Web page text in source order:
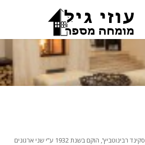
כפר אז”ר, ע”ש אלכסנדר זיסקינד רבינוטביץ’, הוקם בשנת 1932 ע”י שני ארגונים